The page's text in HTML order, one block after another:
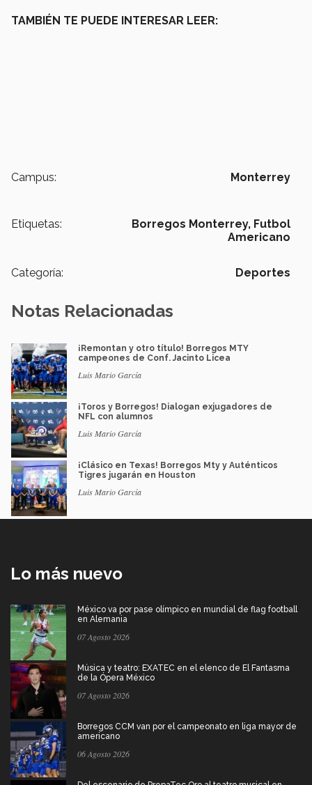
TAMBIÉN TE PUEDE INTERESAR LEER:
Campus: Monterrey
Etiquetas: Borregos Monterrey, Futbol
Americano
Categoría: Deportes
Notas Relacionadas
¡Remontan y otro título! Borregos MTY
campeones de Conf. Jacinto Licea
Luis Mario García
¡Toros y Borregos! Dialogan exjugadores de
NFL con alumnos
Luis Mario García
¡Clásico en Texas! Borregos Mty y Auténticos
Tigres jugarán en Houston
Luis Mario García
Lo más nuevo
México va por pase olímpico en mundial de flag football
en Alemania
07 Agosto 2026
Música y teatro: EXATEC en el elenco de El Fantasma
de la Ópera México
07 Agosto 2026
Borregos CCM van por el campeonato en liga mayor de
americano
06 Agosto 2026